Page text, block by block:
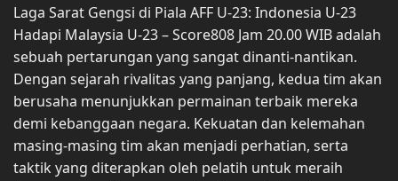
Laga Sarat Gengsi di Piala AFF U-23: Indonesia U-23
Hadapi Malaysia U-23 – Score808 Jam 20.00 WIB adalah
sebuah pertarungan yang sangat dinanti-nantikan.
Dengan sejarah rivalitas yang panjang, kedua tim akan
berusaha menunjukkan permainan terbaik mereka
demi kebanggaan negara. Kekuatan dan kelemahan
masing-masing tim akan menjadi perhatian, serta
taktik yang diterapkan oleh pelatih untuk meraih